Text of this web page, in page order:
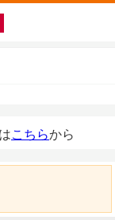
こちらから